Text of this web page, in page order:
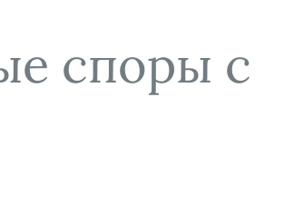
споры с